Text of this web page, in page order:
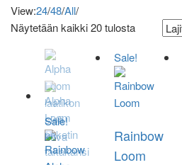
View:24/48/All/
Näytetään kaikki 20 tulosta
Sale!
Sale!
Rainbow
Loom